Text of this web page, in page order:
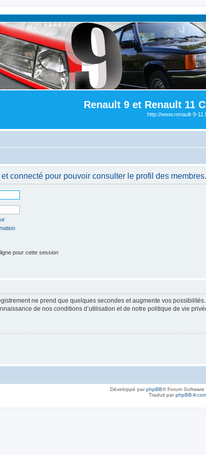
Renault 9 et Renault 11
http://www.renault-9-
connecté pour pouvoir consulter le profil des membres.
pour cette session
ne prend que quelques secondes et augmente vos
de nos conditions d’utilisation et de notre politique de vie
Développé parphpBB® Forum
Traduit parphpBB-